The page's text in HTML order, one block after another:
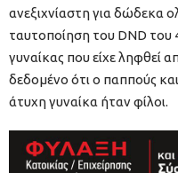
ανεξιχνίαστη για δώδεκα
ταυτοποίηση του DND του
γυναίκας που είχε ληφθεί
δεδομένο ότι ο παππούς
άτυχη γυναίκα ήταν φίλοι.